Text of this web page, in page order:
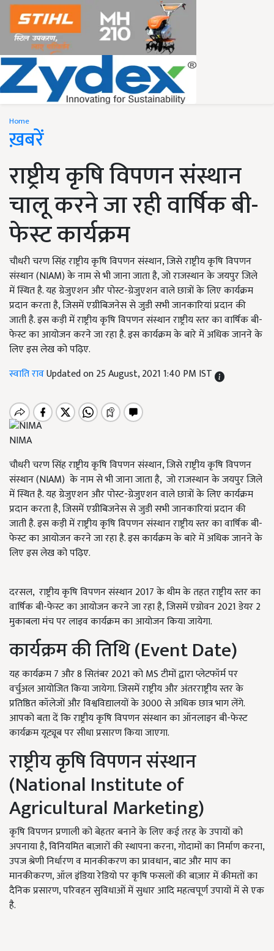
Home
ख़बरें
राष्ट्रीय कृषि विपणन संस्थान
चालू करने जा रही वार्षिक बी-
फेस्ट कार्यक्रम
चौधरी चरण सिंह राष्ट्रीय कृषि विपणन संस्थान, जिसे राष्ट्रीय कृषि विपणन
संस्थान (NIAM) के नाम से भी जाना जाता है, जो राजस्थान के जयपुर जिले
में स्थित है. यह ग्रेजुएशन और पोस्ट-ग्रेजुएशन वाले छात्रों के लिए कार्यक्रम
प्रदान करता है, जिसमें एग्रीबिजनेस से जुडी सभी जानकारियां प्रदान की
जाती है. इस कड़ी में राष्ट्रीय कृषि विपणन संस्थान राष्ट्रीय स्तर का वार्षिक बी-
फेस्ट का आयोजन करने जा रहा है. इस कार्यक्रम के बारे में अधिक जानने के
लिए इस लेख को पढ़िए.
स्वाति रावUpdated on 25 August, 2021 1:40 PM IST
NIMA
चौधरी चरण सिंह राष्ट्रीय कृषि विपणन संस्थान, जिसे राष्ट्रीय कृषि विपणन
संस्थान (NIAM) के नाम से भी जाना जाता है, जो राजस्थान के जयपुर जिले
में स्थित है. यह ग्रेजुएशन और पोस्ट-ग्रेजुएशन वाले छात्रों के लिए कार्यक्रम
प्रदान करता है, जिसमें एग्रीबिजनेस से जुडी सभी जानकारियां प्रदान की
जाती है. इस कड़ी में राष्ट्रीय कृषि विपणन संस्थान राष्ट्रीय स्तर का वार्षिक बी-
फेस्ट का आयोजन करने जा रहा है. इस कार्यक्रम के बारे में अधिक जानने के
लिए इस लेख को पढ़िए.
दरसल, राष्ट्रीय कृषि विपणन संस्थान 2017 के थीम के तहत राष्ट्रीय स्तर का
वार्षिक बी-फेस्ट का आयोजन करने जा रहा है, जिसमें एग्रोवन 2021 डेयर 2
मुकाबला मंच पर लाइव कार्यक्रम का आयोजन किया जायेगा.
कार्यक्रम की तिथि (Event Date)
यह कार्यक्रम 7 और 8 सितंबर 2021 को MS टीमों द्वारा प्लेटफॉर्म पर
वर्चुअल आयोजित किया जायेगा. जिसमें राष्ट्रीय और अंतरराष्ट्रीय स्तर के
प्रतिष्ठित कॉलेजों और विश्वविद्यालयों के 3000 से अधिक छात्र भाग लेंगे.
आपको बता दें कि राष्ट्रीय कृषि विपणन संस्थान का ऑनलाइन बी-फेस्ट
कार्यक्रम यूट्यूब पर सीधा प्रसारण किया जाएगा.
राष्ट्रीय कृषि विपणन संस्थान
(National Institute of
Agricultural Marketing)
कृषि विपणन प्रणाली को बेहतर बनाने के लिए कई तरह के उपायों को
अपनाया है, विनियमित बाज़ारों की स्थापना करना, गोदामों का निर्माण करना,
उपज श्रेणी निर्धारण व मानकीकरण का प्रावधान, बाट और माप का
मानकीकरण, ऑल इंडिया रेडियो पर कृषि फसलों की बाज़ार में कीमतों का
दैनिक प्रसारण, परिवहन सुविधाओं में सुधार आदि महत्वपूर्ण उपायों में से एक
है.